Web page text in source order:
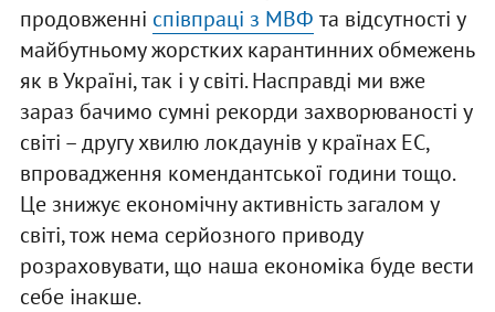
продовженні співпраці з МВФ та відсутності у
майбутньому жорстких карантинних обмежень
як в Україні, так і у світі. Насправді ми вже
зараз бачимо сумні рекорди захворюваності у
світі – другу хвилю локдаунів у країнах ЕС,
впровадження комендантської години тощо.
Це знижує економічну активність загалом у
світі, тож нема серйозного приводу
розраховувати, що наша економіка буде вести
себе інакше.